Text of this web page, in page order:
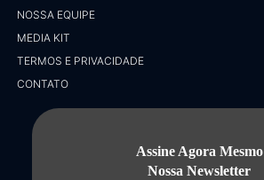
NOSSA EQUIPE
MEDIA KIT
TERMOS E PRIVACIDADE
CONTATO
Assine Agora Mesmo
Nossa Newsletter